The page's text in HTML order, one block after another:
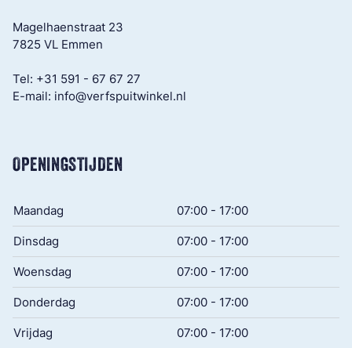
Magelhaenstraat 23
7825 VL Emmen
Tel: +31 591 - 67 67 27
E-mail: info@verfspuitwinkel.nl
OPENINGSTIJDEN
Maandag 07:00 - 17:00
Dinsdag 07:00 - 17:00
Woensdag 07:00 - 17:00
Donderdag 07:00 - 17:00
Vrijdag 07:00 - 17:00